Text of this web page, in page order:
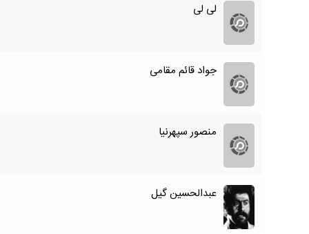
لی لی
جواد قائم مقامی
منصور سپهرنیا
عبدالحسین گیل